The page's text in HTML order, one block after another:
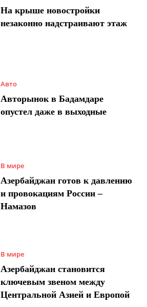
На крыше новостройки
незаконно надстраивают этаж
Авто
Авторынок в Бадамдаре
опустел даже в выходные
В мире
Азербайджан готов к давлению
и провокациям России –
Намазов
В мире
Азербайджан становится
ключевым звеном между
Центральной Азией и Европой